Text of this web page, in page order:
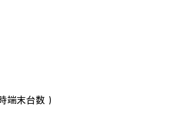
端末台数）